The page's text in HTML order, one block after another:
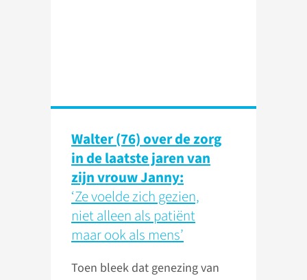
Walter (76) over de zorg
in de laatste jaren van
zijn vrouw Janny:
‘Ze voelde zich gezien,
niet alleen als patiënt
maar ook als mens’
Toen bleek dat genezing van